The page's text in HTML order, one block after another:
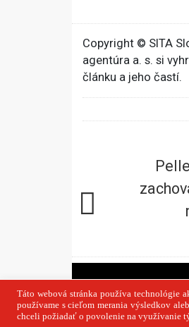
Copyright © SITA
agentúra a. s. si
článku a jeho častí.